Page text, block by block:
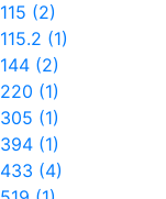
115 (2)
115.2 (1)
144 (2)
220 (1)
305 (1)
394 (1)
433 (4)